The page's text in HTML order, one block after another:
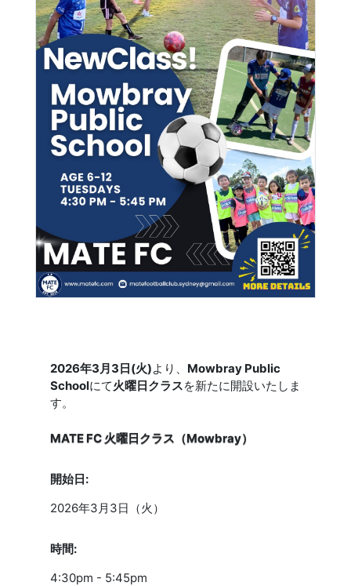
2026年3月3日(火)より、 Mowbray Public
Schoolにて火曜日クラスを新たに開設いたしま
す。
MATE FC 火曜日クラス（Mowbray）
開始日:
2026年3月3日（火）
時間:
4:30pm - 5:45pm